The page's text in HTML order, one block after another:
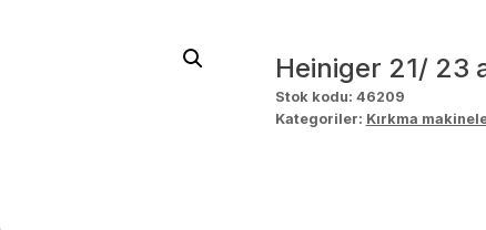
Heiniger 21/ 23
Stok kodu: 46209
Kategoriler: Kırkma